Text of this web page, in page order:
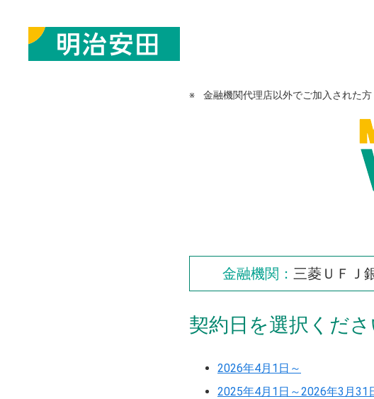
※ 金融機関代理店以外でご加入された方
金融機関： 三菱ＵＦＪ
契約日を選択くだ
2026年4月1日～
2025年4月1日～2026年3月31